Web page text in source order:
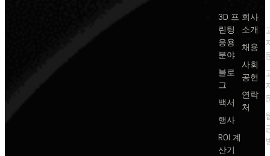
3D 프
린팅
응용
분야
블로
그
백서
행사
ROI 계
산기
회사
소개
채용
사회
공헌
연락
처